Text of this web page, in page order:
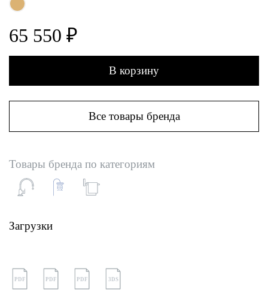
65 550 ₽
В корзину
Все товары бренда
Товары бренда по категориям
Загрузки
PDF PDF PDF 3DS